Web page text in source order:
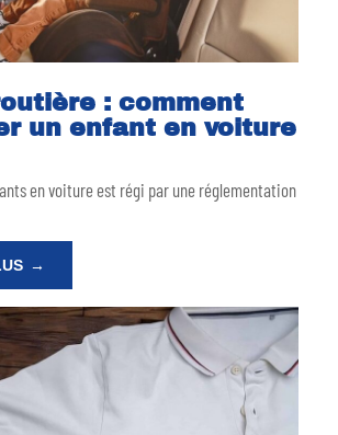
: comment
un enfant en voiture
en voiture est régi par une réglementation